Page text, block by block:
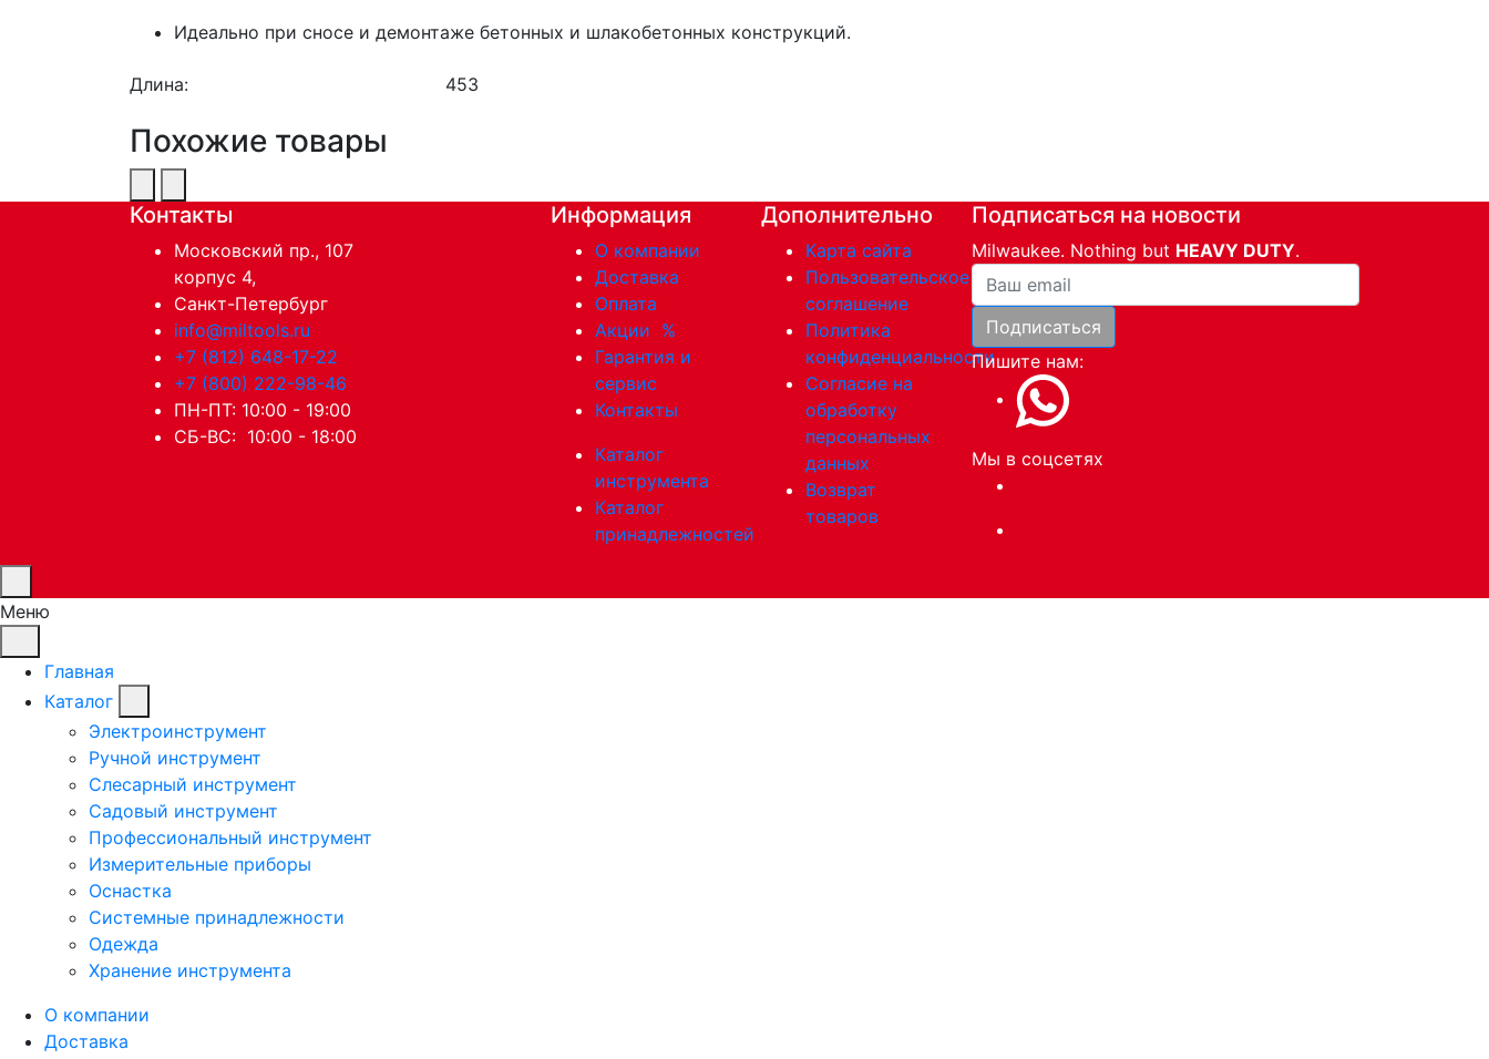
Идеально при сносе и демонтаже бетонных и шлакобетонных конструкций.
Длина: 453
Похожие товары
Контакты
Московский пр., 107
корпус 4,
Санкт-Петербург
info@miltools.ru
+7 (812) 648-17-22
+7 (800) 222-98-46
ПН-ПТ: 10:00 - 19:00
СБ-ВС: 10:00 - 18:00
Информация
О компании
Доставка
Оплата
Акции %
Гарантия и
сервис
Контакты
Каталог
инструмента
Каталог
принадлежностей
Дополнительно
Карта сайта
Пользовательское
соглашение
Политика
конфиденциальности
Согласие на
обработку
персональных
данных
Возврат
товаров
Подписаться на новости
Milwaukee. Nothing but HEAVY DUTY.
Ваша почта
Подписаться
Пишите нам:
Мы в соцсетях
Меню
Главная
Каталог
Электроинструмент
Ручной инструмент
Слесарный инструмент
Садовый инструмент
Профессиональный инструмент
Измерительные приборы
Оснастка
Системные принадлежности
Одежда
Хранение инструмента
О компании
Доставка